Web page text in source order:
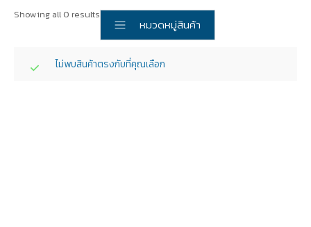
Showing all 0 results
หมวดหมู่สินค้า
ไม่พบสินค้าตรงกับที่คุณเลือก